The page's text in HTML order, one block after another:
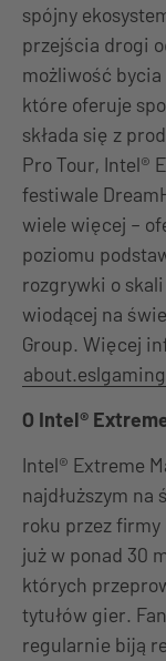
spójny
przejścia drogi
możliwość
które oferuje
składa się z
Pro Tour, Intel®
festiwale
wiele więcej –
poziomu
rozgrywki o
wiodącej na
Group. Więcej
O Intel®
Intel® Extreme
najdłuższym na
roku przez firmy
już w ponad 30
których
tytułów gier.
regularnie biją